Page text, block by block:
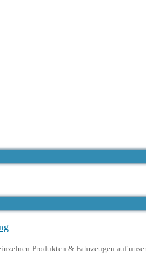
Produkten & Fahrzeugen auf